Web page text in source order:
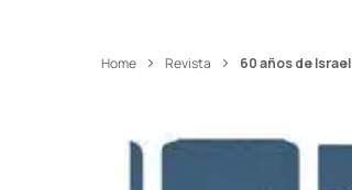
Home Revista 60 años de Israel